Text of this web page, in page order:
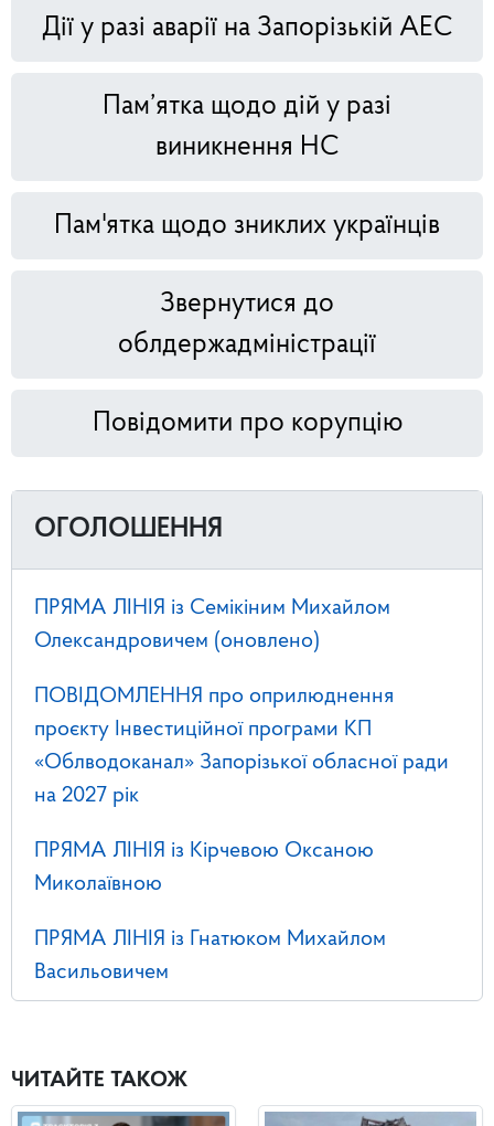
Дії у разі аварії на Запорізькій АЕС
Пам’ятка щодо дій у разі
виникнення НС
Пам'ятка щодо зниклих українців
Звернутися до
облдержадміністрації
Повідомити про корупцію
ОГОЛОШЕННЯ
ПРЯМА ЛІНІЯ із Семікіним Михайлом
Олександровичем (оновлено)
ПОВІДОМЛЕННЯ про оприлюднення
проєкту Інвестиційної програми КП
«Облводоканал» Запорізької обласної ради
на 2027 рік
ПРЯМА ЛІНІЯ із Кірчевою Оксаною
Миколаївною
ПРЯМА ЛІНІЯ із Гнатюком Михайлом
Васильовичем
ЧИТАЙТЕ ТАКОЖ